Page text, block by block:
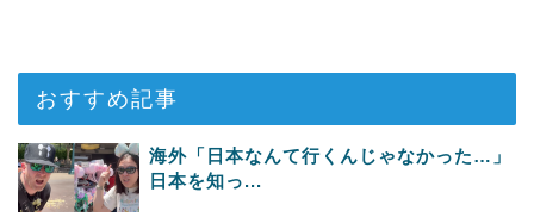
おすすめ記事
海外「日本なんて行くんじゃなかった…」
日本を知っ...